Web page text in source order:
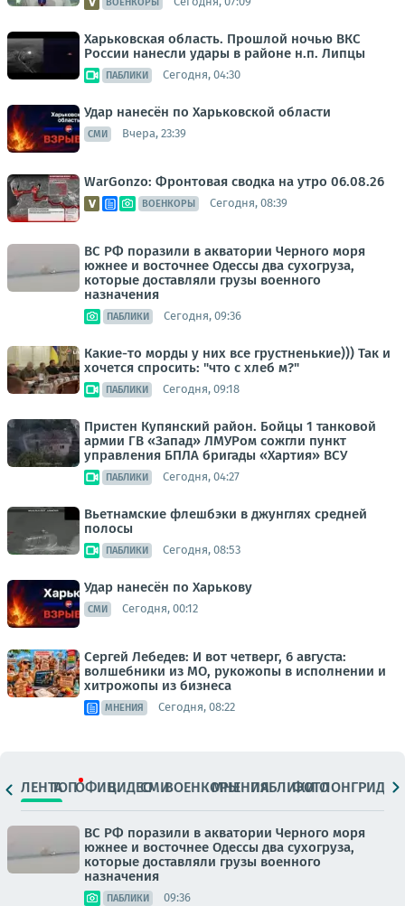
Харьковская область. Прошлой ночью ВКС
России нанесли удары в районе н.п. Липцы
ПАБЛИКИ Сегодня, 04:30
Удар нанесён по Харьковской области
СМИ Вчера, 23:39
WarGonzo: Фронтовая сводка на утро 06.08.26
ВОЕНКОРЫ Сегодня, 08:39
ВС РФ поразили в акватории Черного моря
южнее и восточнее Одессы два сухогруза,
которые доставляли грузы военного
назначения
ПАБЛИКИ Сегодня, 09:36
Какие-то морды у них все грустненькие))) Так и
хочется спросить: "что с хлеб м?"
ПАБЛИКИ Сегодня, 09:18
Пристен Купянский район. Бойцы 1 танковой
армии ГВ «Запад» ЛМУРом сожгли пункт
управления БПЛА бригады «Хартия» ВСУ
ПАБЛИКИ Сегодня, 04:27
Вьетнамские флешбэки в джунглях средней
полосы
ПАБЛИКИ Сегодня, 08:53
Удар нанесён по Харькову
СМИ Сегодня, 00:12
Сергей Лебедев: И вот четверг, 6 августа:
волшебники из МО, рукожопы в исполнении и
хитрожопы из бизнеса
МНЕНИЯ Сегодня, 08:22
ЛЕНТАТОПОФИЦ.ВИДЕОСМИВОЕНКОРЫМНЕНИЯПАБЛИКИ
ФОТОЛОНГРИДЫ
ВС РФ поразили в акватории Черного моря
южнее и восточнее Одессы два сухогруза,
которые доставляли грузы военного
назначения
ПАБЛИКИ 09:36